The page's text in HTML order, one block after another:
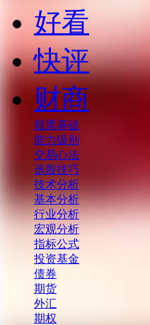
好看
快评
财商
股票基础
能力级别
交易心法
选股技巧
技术分析
基本分析
行业分析
宏观分析
指标公式
投资基金
债券
期货
外汇
期权